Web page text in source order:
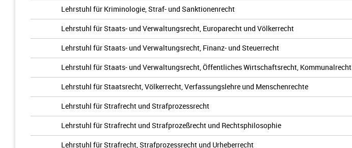
Lehrstuhl für Kriminologie, Straf- und Sanktionenrecht
Lehrstuhl für Staats- und Verwaltungsrecht, Europarecht und Völkerrecht
Lehrstuhl für Staats- und Verwaltungsrecht, Finanz- und Steuerrecht
Lehrstuhl für Staats- und Verwaltungsrecht, Öffentliches Wirtschaftsrecht, Kommunalrecht
Lehrstuhl für Staatsrecht, Völkerrecht, Verfassungslehre und Menschenrechte
Lehrstuhl für Strafrecht und Strafprozessrecht
Lehrstuhl für Strafrecht und Strafprozeßrecht und Rechtsphilosophie
Lehrstuhl für Strafrecht, Strafprozessrecht und Urheberrecht